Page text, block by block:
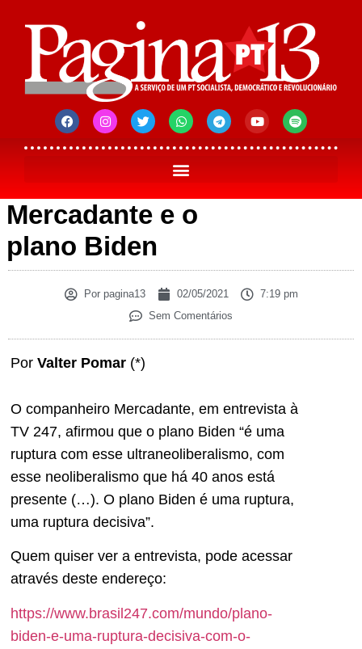
Mercadante e o
plano Biden
Porpagina13 02/05/2021
7:19 pm
Sem Comentários
Por Valter Pomar (*)
O companheiro Mercadante, em entrevista à
TV 247, afirmou que o plano Biden “é uma
ruptura com esse ultraneoliberalismo, com
esse neoliberalismo que há 40 anos está
presente (…). O plano Biden é uma ruptura,
uma ruptura decisiva”.
Quem quiser ver a entrevista, pode acessar
através deste endereço:
https://www.brasil247.com/mundo/plano-
biden-e-uma-ruptura-decisiva-com-o-